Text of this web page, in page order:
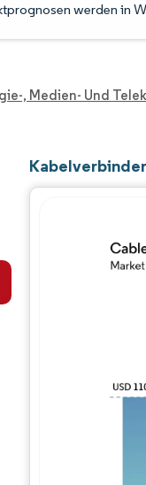
werden in
, Medien- Und